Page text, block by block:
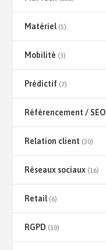
Matériel (5)
Mobilité (3)
Prédictif (7)
Référencement / SEO
Relation client (30)
Réseaux sociaux (16)
Retail (6)
RGPD (10)